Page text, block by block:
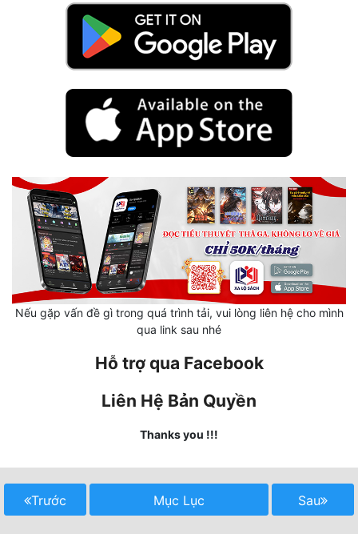
Góc Nhìn Nam
Huyền Huyễn
Huyền Nghi
Huyền Ảo
Hài Hước
Hệ Thống
Học Đường
Nếu gặp vấn đề gì trong quá trình tải, vui lòng liên hệ cho mình
qua link sau nhé
Hỗ trợ qua Facebook
Liên Hệ Bản Quyền
Thanks you !!!
Trước Mục Lục Sau